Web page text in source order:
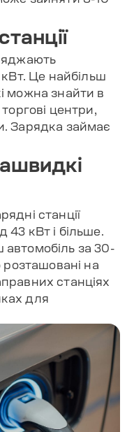
Це найбільш
можна знайти в
центри,
Зарядка займає
станції
43 кВт і більше.
за 30-
розташовані на
станціях
для